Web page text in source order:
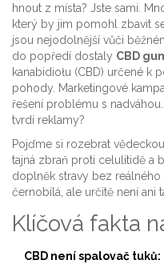
hnout z místa? Jste sami.
který by jim pomohl zbavit
jsou nejodolnější vůči
do popředí dostaly CBD
kanabidiołu (CBD) určené k
pohody Marketingové
řešení problému s
tvrdí reklamy?
Pojďme si rozebrat
tajná zbraň proti celulitidě a
doplněk stravy bez
černobílá, ale určitě není ani
Klíčová fakta
CBD není spalovač tuků: